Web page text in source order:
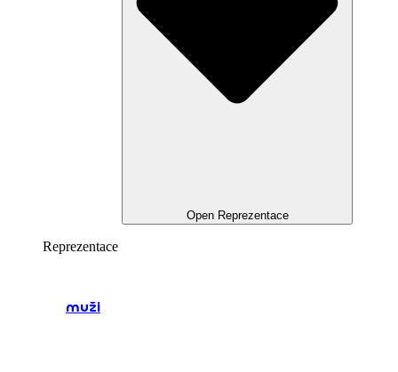
Open Reprezentace
Reprezentace
muži